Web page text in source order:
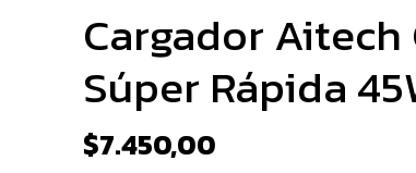
Cargador Aitech
Súper Rápida
$7.450,00